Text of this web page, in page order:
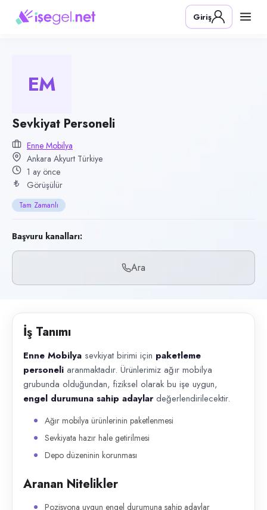
Pozisyon
Sevkiyat Personeli
Kategori
Konum
Akyurt, Ankara
Çalışma şekli
Tam Zamanlı · Ofis
Yayın tarihi
25 Haziran 2026
Son geçerlilik
23 Eylül 2026
İlan açıklaması
Enne Mobilya sevkiyat birimi için paketleme personeli aranmaktadır.
Giriş
EM
Sevkiyat Personeli
Enne Mobilya
Ankara Akyurt Türkiye
1 ay önce
Görüşülür
Tam Zamanlı
Başvuru kanalları:
Ara
İş Tanımı
Enne Mobilya sevkiyat birimi için paketleme
personeli aranmaktadır. Ürünlerimiz ağır mobilya
grubunda olduğundan, fiziksel olarak bu işe uygun,
engel durumuna sahip adaylardeğerlendirilecektir.
Ağır mobilya ürünlerinin paketlenmesi
Sevkiyata hazır hale getirilmesi
Depo düzeninin korunması
Aranan Nitelikler
Pozisyona uygun engel durumuna sahip adaylar